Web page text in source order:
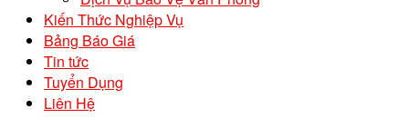
Kiến Thức Nghiệp Vụ
Bảng Báo Giá
Tin tức
Tuyển Dụng
Liên Hệ